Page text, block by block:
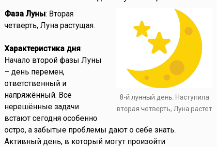
8-й лунный день. Наступила
вторая четверть, Луна растет
Фаза Луны: Вторая
четверть, Луна растущая.
Характеристика дня:
Начало второй фазы Луны
– день перемен,
ответственный и
напряжённый. Все
нерешённые задачи
встают сегодня особенно
остро, а забытые проблемы дают о себе знать.
Активный день, в который могут произойти